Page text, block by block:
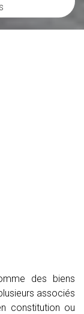
des biens
associés
constitution ou